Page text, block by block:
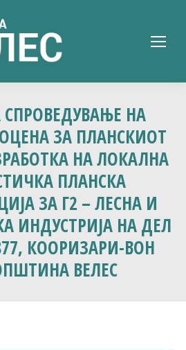
НА
ЗА ПЛАНСКИОТ
НА ЛОКАЛНА
ПЛАНСКА
ЗА Г2 – ЛЕСНА И
ИНДУСТРИЈА НА ДЕЛ
КООРИЗАРИ-ВОН
ВЕЛЕС